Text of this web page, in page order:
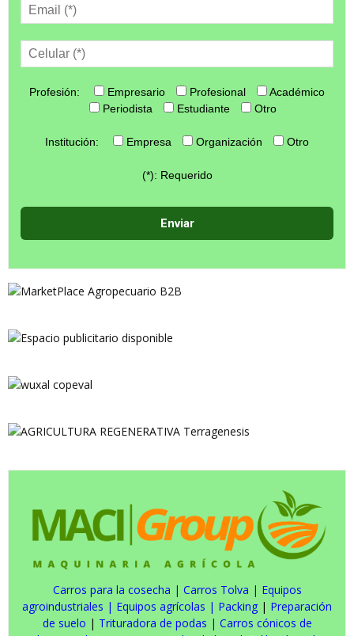
Profesión: Empresario Profesional
Académico
Periodista
Estudiante Otro
Institución: Empresa Organización Otro
(*): Requerido
Carros para la cosecha | Carros Tolva | Equipos
agroindustriales | Equipos agrícolas | Packing | Preparación
de suelo | Trituradora de podas | Carros cónicos de